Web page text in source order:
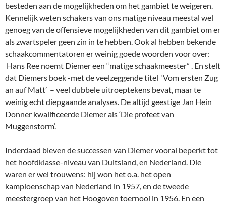
besteden aan de mogelijkheden om het gambiet te weigeren.
Kennelijk weten schakers van ons matige niveau meestal wel
genoeg van de offensieve mogelijkheden van dit gambiet om er
als zwartspeler geen zin in te hebben. Ook al hebben bekende
schaakcommentatoren er weinig goede woorden voor over:
Hans Ree noemt Diemer een “matige schaakmeester” . En stelt
dat Diemers boek -met de veelzeggende titel ‘Vom ersten Zug
an auf Matt’ – veel dubbele uitroeptekens bevat, maar te
weinig echt diepgaande analyses. De altijd geestige Jan Hein
Donner kwalificeerde Diemer als ‘Die profeet van
Muggenstorm’.
Inderdaad bleven de successen van Diemer vooral beperkt tot
het hoofdklasse-niveau van Duitsland, en Nederland. Die
waren er wel trouwens: hij won het o.a. het open
kampioenschap van Nederland in 1957, en de tweede
meestergroep van het Hoogoven toernooi in 1956. En een